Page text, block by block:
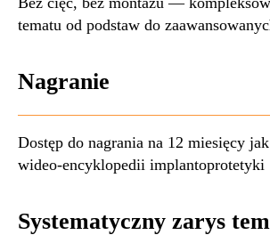
tematu od podstaw do
Nagranie
Dostęp do nagrania na 12 miesięcy
wideo-encyklopedii implantoprotetyki
Systematyczny zarys